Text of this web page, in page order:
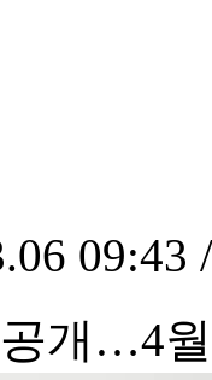
09:43
개…4